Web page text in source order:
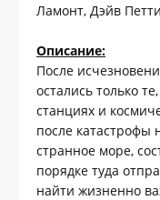
Ламонт, Дэйв
Описание:
После
остались только
станциях и
после катастрофы
странное море,
порядке туда
найти жизненно